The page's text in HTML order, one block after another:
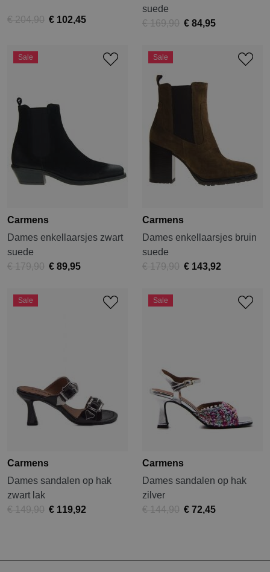
€ 204,90 € 102,45
suede
€ 169,90 € 84,95
Sale
Carmens
Dames enkellaarsjes zwart
suede
€ 179,90 € 89,95
Sale
Carmens
Dames enkellaarsjes bruin
suede
€ 179,90 € 143,92
Sale
Carmens
Dames sandalen op hak
zwart lak
€ 149,90 € 119,92
Sale
Carmens
Dames sandalen op hak
zilver
€ 144,90 € 72,45